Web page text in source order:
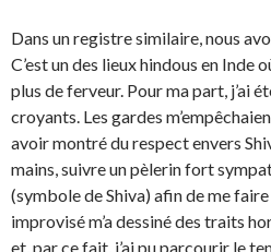
Dans un registre similaire, nous
C’est un des lieux hindous en Inde
plus de ferveur. Pour ma part, j’ai
croyants. Les gardes
avoir montré du respect envers
mains, suivre un pèlerin fort
(symbole de Shiva) afin de me
improvisé m’a dessiné des traits
et, par ce fait, j’ai pu parcourir le